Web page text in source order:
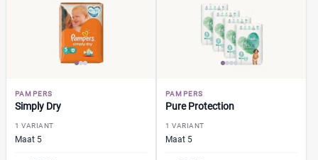
Kenmerk
Milieuvriendelijk
Urine-indicator
Geslacht
PAMPERS
Simply Dry
1 VARIANT
Maat 5
PAMPERS
Pure Protection
1 VARIANT
Maat 5